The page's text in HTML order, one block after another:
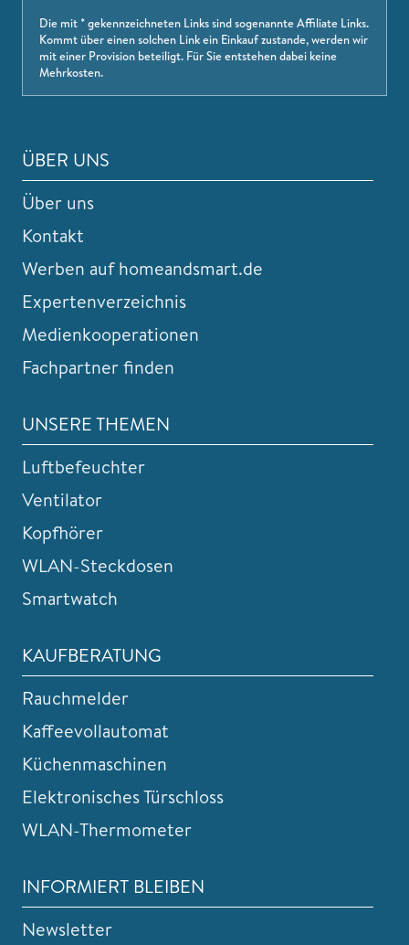
Die mit * gekennzeichneten Links sind sogenannte Affiliate Links.
Kommt über einen solchen Link ein Einkauf zustande, werden wir
mit einer Provision beteiligt. Für Sie entstehen dabei keine
Mehrkosten.
ÜBER UNS
Über uns
Kontakt
Werben auf homeandsmart.de
Expertenverzeichnis
Medienkooperationen
Fachpartner finden
UNSERE THEMEN
Luftbefeuchter
Ventilator
Kopfhörer
WLAN-Steckdosen
Smartwatch
KAUFBERATUNG
Rauchmelder
Kaffeevollautomat
Küchenmaschinen
Elektronisches Türschloss
WLAN-Thermometer
INFORMIERT BLEIBEN
Newsletter